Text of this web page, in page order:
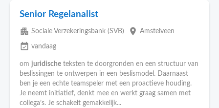
Senior Regelanalist
apartment Sociale Verzekeringsbank (SVB) place Amstelveen
event_available vandaag
om juridische teksten te doorgronden en een structuur van
beslissingen te ontwerpen in een beslismodel. Daarnaast
ben je een echte teamspeler met een proactieve houding.
Je neemt initiatief, denkt mee en werkt graag samen met
collega’s. Je schakelt gemakkelijk...